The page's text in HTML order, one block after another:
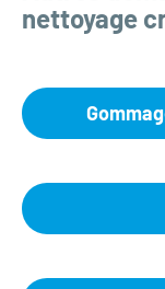
nettoyage